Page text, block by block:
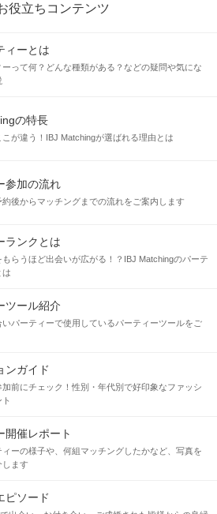
役立ちコンテンツ
ィーとは
って何？どんな種類がある？などの疑問や気にな
の特長
が違う！IBJ Matchingが選ばれる理由とは
参加の流れ
約後からマッチングまでの流れをご案内します
ランクとは
もらうほど出会いが広がる！？IBJ Matchingのパーテ
は
ツール紹介
パーティーで使用しているパーティーツールをご
ンガイド
加前にチェック！性別・年代別で好印象なファッシ
開催レポート
ーの様子や、何組マッチングしたかなど、写真を
します
ピソード